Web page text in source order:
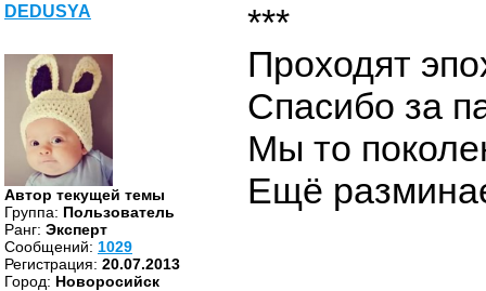
DEDUSYA
Автор текущей темы
Группа: Пользователь
Ранг: Эксперт
Cообщений: 1029
Регистрация: 20.07.2013
Город: Новоросийск
***
Проходят
Спасибо за
Мы то
Ещё